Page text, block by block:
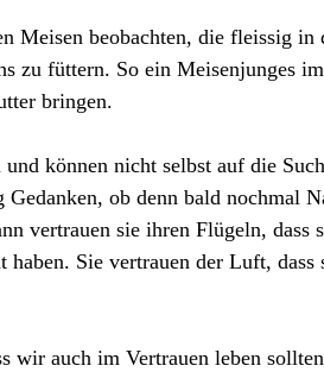
Meisen beobachten, die fleissig in
zu füttern. So ein Meisenjunges
bringen.
können nicht selbst auf die
ob denn bald nochmal
vertrauen sie ihren Flügeln, dass
haben. Sie vertrauen der Luft,
wir auch im Vertrauen leben